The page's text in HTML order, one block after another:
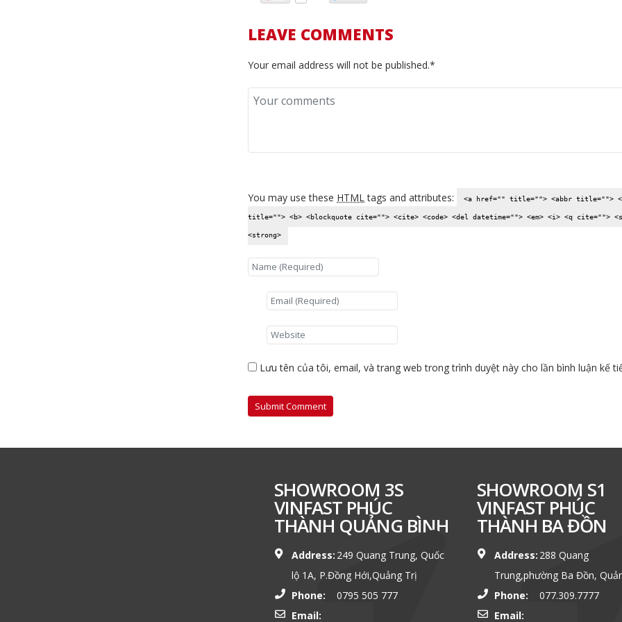
LEAVE COMMENTS
Your email address will not be published.*
You may use these HTML tags and attributes: <a href="" title=""> <abbr title="">
title=""> <b> <blockquote cite=""> <cite> <code> <del datetime=""> <em> <i> <q cite="">
<strong>
Lưu tên của tôi, email, và trang web trong trình duyệt này cho lần bình luận kế
SHOWROOM 3S
VINFAST PHÚC
THÀNH QUẢNG BÌNH
Address: 249 Quang Trung, Quốc
lộ 1A, P.Đồng Hới,Quảng Trị
Phone:
0795 505 777
Email:
SHOWROOM S1
VINFAST PHÚC
THÀNH BA ĐỒN
Address: 288 Quang
Trung,phường Ba Đồn,
Phone:
077.309.7777
Email: